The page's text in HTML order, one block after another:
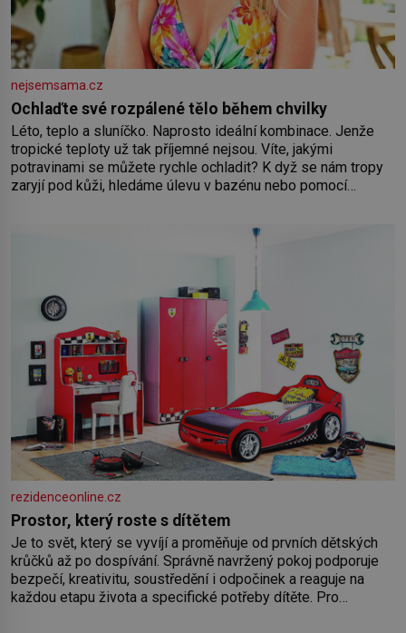
nejsemsama.cz
Ochlaďte své rozpálené tělo během chvilky
Léto, teplo a sluníčko. Naprosto ideální kombinace. Jenže
tropické teploty už tak příjemné nejsou. Víte, jakými
potravinami se můžete rychle ochladit? K dyž se nám tropy
zaryjí pod kůži, hledáme úlevu v bazénu nebo pomocí
rezidenceonline.cz
Prostor, který roste s dítětem
Je to svět, který se vyvíjí a proměňuje od prvních dětských
krůčků až po dospívání. Správně navržený pokoj podporuje
bezpečí, kreativitu, soustředění i odpočinek a reaguje na
každou etapu života a specifické potřeby dítěte. Pro